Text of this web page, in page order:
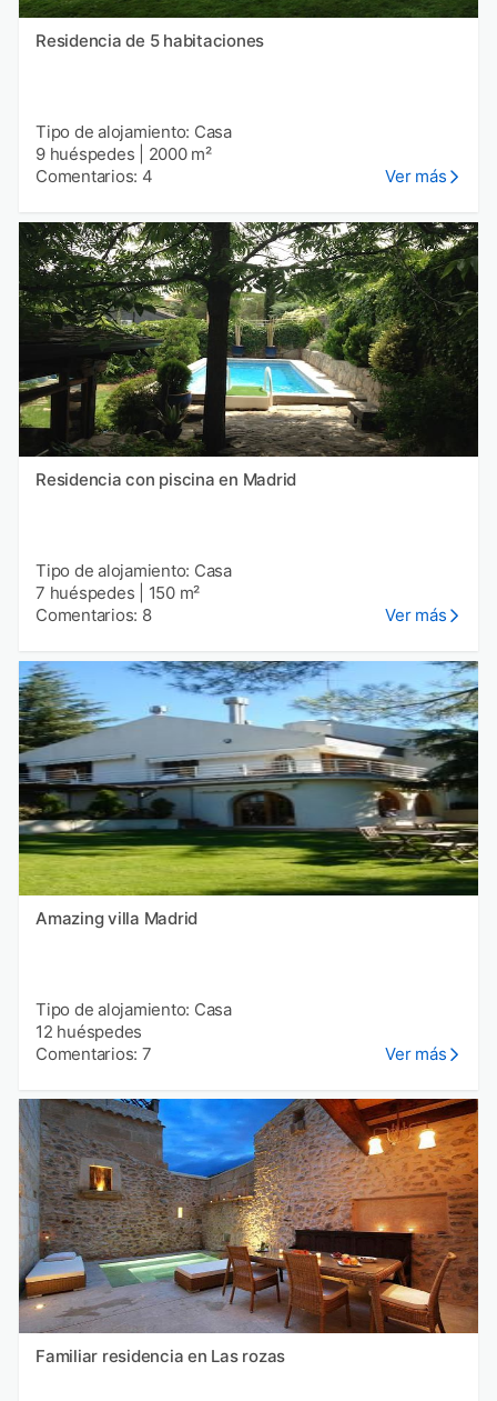
Residencia de 5 habitaciones
Tipo de alojamiento: Casa
9 huéspedes
2000 m²
Comentarios: 4
Ver más
Residencia con piscina en Madrid
Tipo de alojamiento: Casa
7 huéspedes
150 m²
Comentarios: 8
Ver más
Amazing villa Madrid
Tipo de alojamiento: Casa
12 huéspedes
Comentarios: 7
Ver más
Familiar residencia en Las rozas